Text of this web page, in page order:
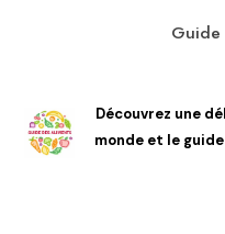
Guide
Découvrez une
monde et le